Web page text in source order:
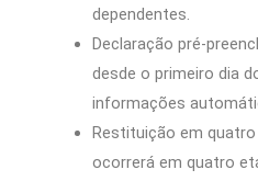
dependentes.
Declaração pré-
desde o primeiro dia
informações
Restituição em
ocorrerá em quatro